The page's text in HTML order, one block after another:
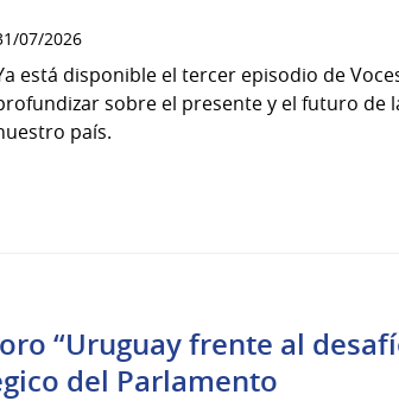
07/2026
está disponible el tercer episodio de
sobre el presente y el futuro de
país.
“Uruguay frente al
del Parlamento